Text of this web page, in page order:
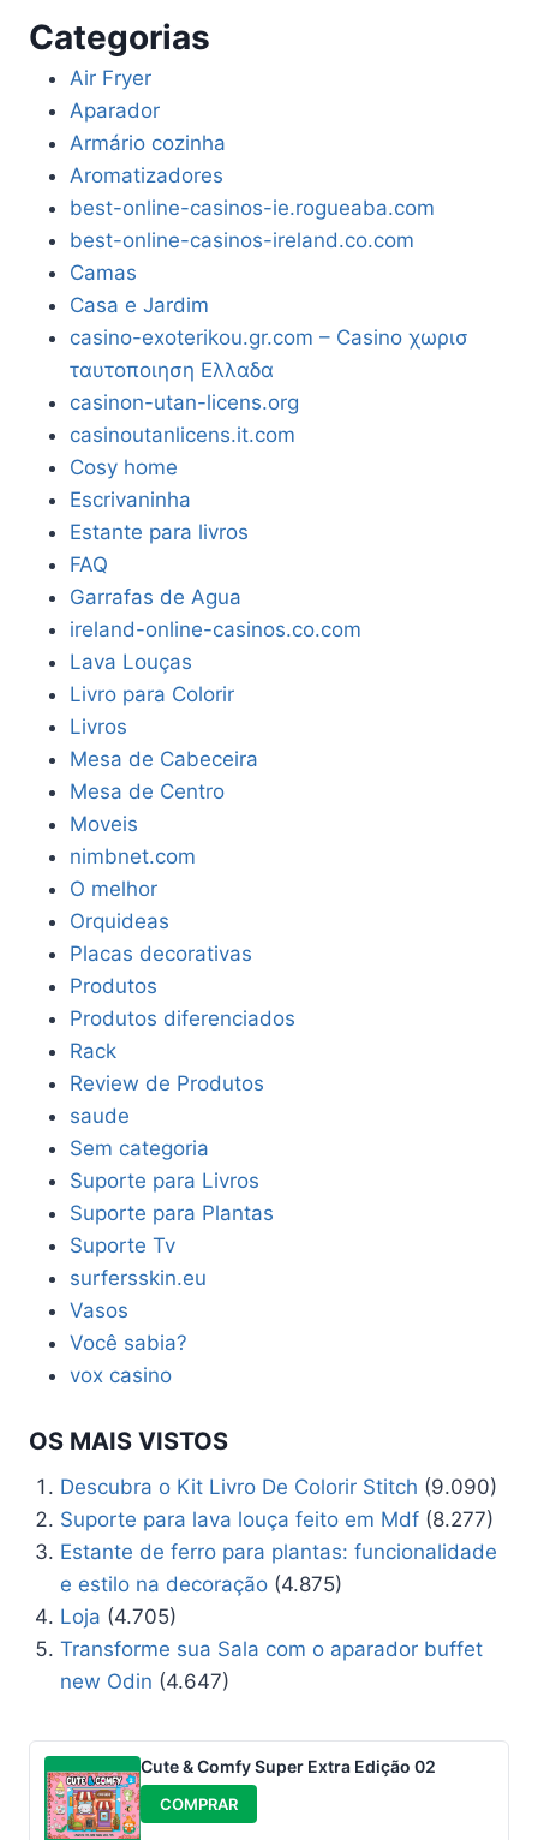
Categorias
Air Fryer
Aparador
Armário cozinha
Aromatizadores
best-online-casinos-ie.rogueaba.com
best-online-casinos-ireland.co.com
Camas
Casa e Jardim
casino-exoterikou.gr.com – Casino χωρισ
ταυτοποιηση Ελλαδα
casinon-utan-licens.org
casinoutanlicens.it.com
Cosy home
Escrivaninha
Estante para livros
FAQ
Garrafas de Agua
ireland-online-casinos.co.com
Lava Louças
Livro para Colorir
Livros
Mesa de Cabeceira
Mesa de Centro
Moveis
nimbnet.com
O melhor
Orquideas
Placas decorativas
Produtos
Produtos diferenciados
Rack
Review de Produtos
saude
Sem categoria
Suporte para Livros
Suporte para Plantas
Suporte Tv
surfersskin.eu
Vasos
Você sabia?
vox casino
OS MAIS VISTOS
Descubra o Kit Livro De Colorir Stitch (9.090)
Suporte para lava louça feito em Mdf (8.277)
Estante de ferro para plantas: funcionalidade
e estilo na decoração (4.875)
Loja (4.705)
Transforme sua Sala com o aparador buffet
new Odin (4.647)
Cute & Comfy Super Extra Edição 02
COMPRAR